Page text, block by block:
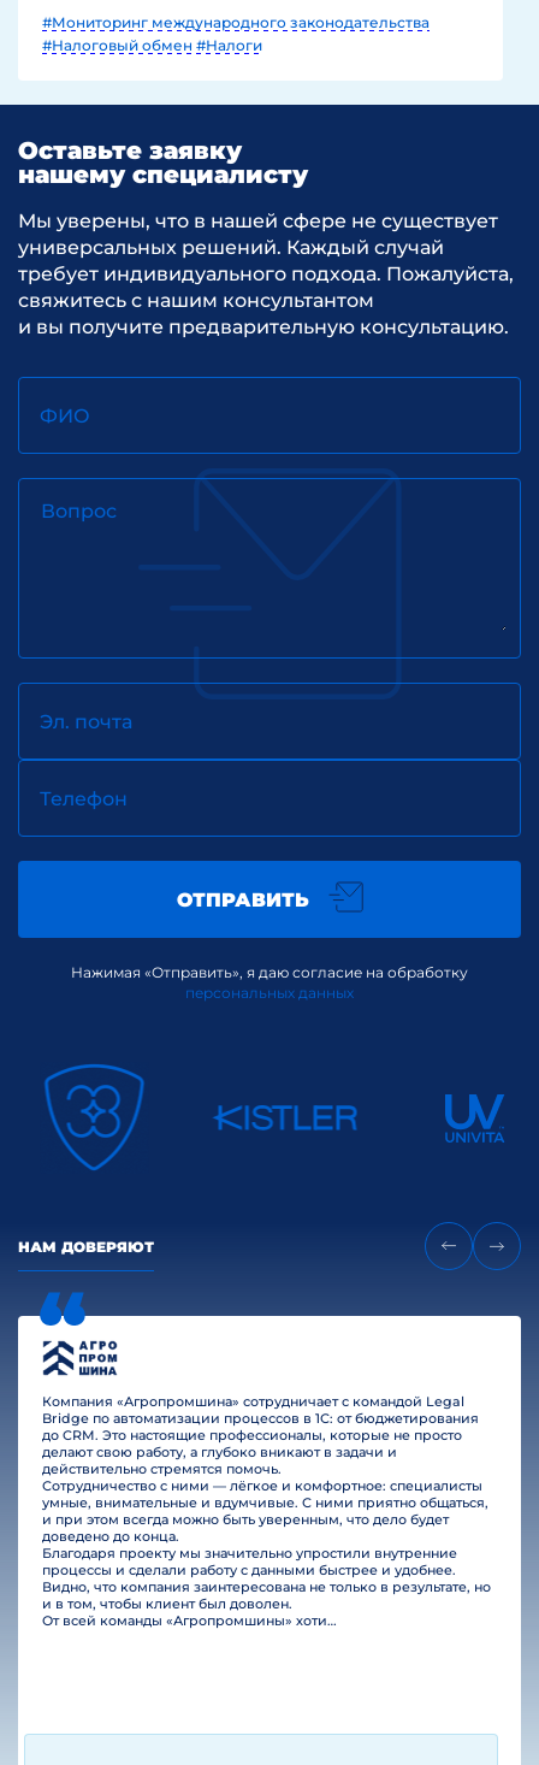
#Мониторинг международного законодательства
#Налоговый обмен #Налоги
Оставьте заявку
нашему специалисту
Мы уверены, что в нашей сфере не существует
универсальных решений. Каждый случай
требует индивидуального подхода. Пожалуйста,
свяжитесь с нашим консультантом
и вы получите предварительную консультацию.
ФИО
Вопрос
Эл. почта
Телефон
ОТПРАВИТЬ
Нажимая «Отправить», я даю согласие на обработку
персональных данных
НАМ ДОВЕРЯЮТ
Компания «Агропромшина» сотрудничает с командой Legal
Bridge по автоматизации процессов в 1С: от бюджетирования
до CRM. Это настоящие профессионалы, которые не просто
делают свою работу, а глубоко вникают в задачи и
действительно стремятся помочь.
Сотрудничество с ними — лёгкое и комфортное: специалисты
умные, внимательные и вдумчивые. С ними приятно общаться,
и при этом всегда можно быть уверенным, что дело будет
доведено до конца.
Благодаря проекту мы значительно упростили внутренние
процессы и сделали работу с данными быстрее и удобнее.
Видно, что компания заинтересована не только в результате, но
и в том, чтобы клиент был доволен.
От всей команды «Агропромшины» хотим поблагодарить специалистов Legal Bridge за отличную работу и человеческое отношение.…